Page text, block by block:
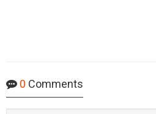
0 Comments